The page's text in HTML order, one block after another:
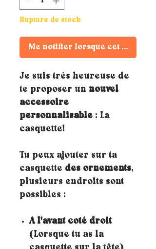
Rupture de stock
Me notifier lorsque cet article
Je suis très heureuse de
te proposer un nouvel
accessoire
personnalisable : La
casquette!
Tu peux ajouter sur ta
casquette des ornements,
plusieurs endroits sont
possibles :
A l'avant coté droit
(Lorsque tu as la